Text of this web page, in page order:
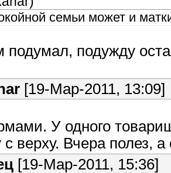
семьи может и
подумал, подужду
[19-Мар-2011, 13:09]
У одного
с верху. Вчера
[19-Мар-2011, 15:36]